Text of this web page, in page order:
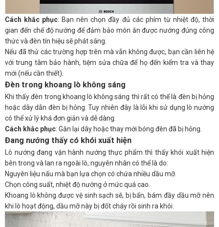
Cách khắc phục: Bạn nên chọn đầy đủ các phím từ nhiệt độ, thời
gian đến chế độ nướng để đảm bảo món ăn được nướng đúng công
thức và đèn tín hiệu sẽ phát sáng.
Nếu đã thử các trường hợp trên mà vẫn không được, bạn cần liên hệ
với trung tâm bảo hành, tiệm sửa chữa để họ đến kiểm tra và thay
mới (nếu cần thiết).
Đèn trong khoang lò không sáng
Khi thấy đèn trong khoang lò không sáng thì rất có thể là đèn bị hỏng
hoặc dây dẫn đèn bị hỏng. Tuy nhiên đây là lỗi khi sử dụng lò nướng
có thể xử lý khá đơn giản và dễ dàng.
Cách khắc phục: Gắn lại dây hoặc thay mới bóng đèn đã bị hỏng.
Đang nướng thấy có khói xuất hiện
Lò nướng đang vận hành nướng thực phẩm thì thấy khói xuất hiện
bên trong và lan ra ngoài lò, nguyên nhân có thể là do:
Nguyên liệu nấu mà bạn lựa chọn có chứa nhiều dầu mỡ.
Chọn công suất, nhiệt độ nướng ở mức quá cao.
Khoang lò không được vệ sinh sạch sẽ, bị bẩn, bám đầy dầu mỡ nên
khi lò hoạt động, dầu mỡ này bị đốt cháy rồi sinh ra khói.